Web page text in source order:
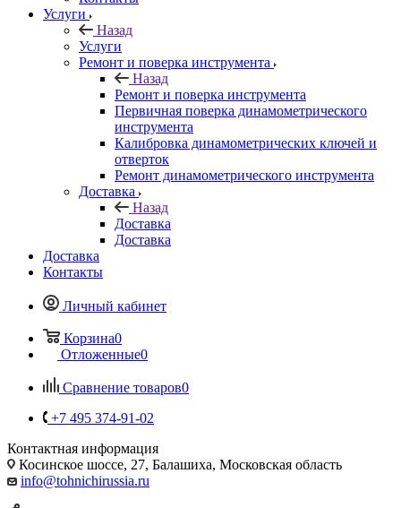
Услуги
Назад
Услуги
Ремонт и поверка инструмента
Назад
Ремонт и поверка инструмента
Первичная поверка динамометрического
инструмента
Калибровка динамометрических ключей и
отверток
Ремонт динамометрического инструмента
Доставка
Назад
Доставка
Доставка
Доставка
Контакты
Личный кабинет
Корзина0
Отложенные0
Сравнение товаров0
+7 495 374-91-02
Контактная информация
Косинское шоссе, 27, Балашиха, Московская область
info@tohnichirussia.ru